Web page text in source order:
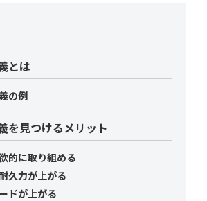
とは
の例
を見つけるメリット
的に取り組める
久力が上がる
ドが上がる